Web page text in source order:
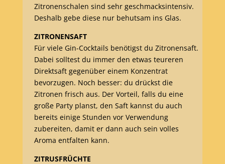
Zitronenschalen sind sehr geschmacksintensiv.
Deshalb gebe diese nur behutsam ins Glas.
ZITRONENSAFT
Für viele Gin-Cocktails benötigst du Zitronensaft.
Dabei solltest du immer den etwas teureren
Direktsaft gegenüber einem Konzentrat
bevorzugen. Noch besser: du drückst die
Zitronen frisch aus. Der Vorteil, falls du eine
große Party planst, den Saft kannst du auch
bereits einige Stunden vor Verwendung
zubereiten, damit er dann auch sein volles
Aroma entfalten kann.
ZITRUSFRÜCHTE